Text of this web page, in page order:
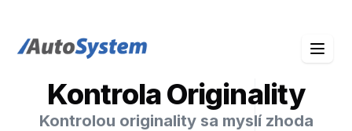
auto-system logo
Kontrola Originality
Kontrolou originality sa myslí zhoda